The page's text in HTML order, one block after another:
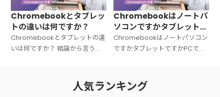
Chromebookとタブレッ
トの違いは何ですか？
Chromebookとタブレットの違
いは何ですか？ 結論から言う
トは「タッチ操作中心の板型デ
バイス」です。文字入力が多い
Chromebookはノートパ
ソコンですかタブレットで
すかPCですか？
Chromebookはノートパソコン
ですかタブレットですかPCです
ン（PC）」です。広い意味での
PC（パーソナルコンピュータ
人気ランキング